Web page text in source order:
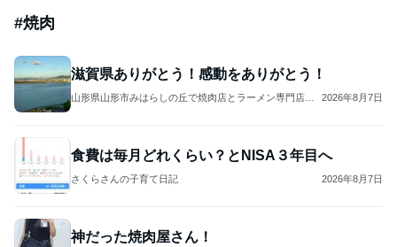
#焼肉
滋賀県ありがとう！感動をありがとう！
山形県山形市みはらしの丘で焼肉店とラーメン専門店の2
2026年8月7日
食費は毎月どれくらい？とNISA３年目へ
さくらさんの子育て日記 2026年8月7日
神だった焼肉屋さん！